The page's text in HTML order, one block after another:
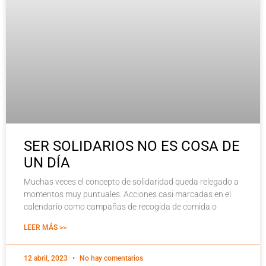
SER SOLIDARIOS NO ES COSA DE
UN DÍA
Muchas veces el concepto de solidaridad queda relegado a
momentos muy puntuales. Acciones casi marcadas en el
calendario como campañas de recogida de comida o
LEER MÁS >>
12 abril, 2023 No hay comentarios